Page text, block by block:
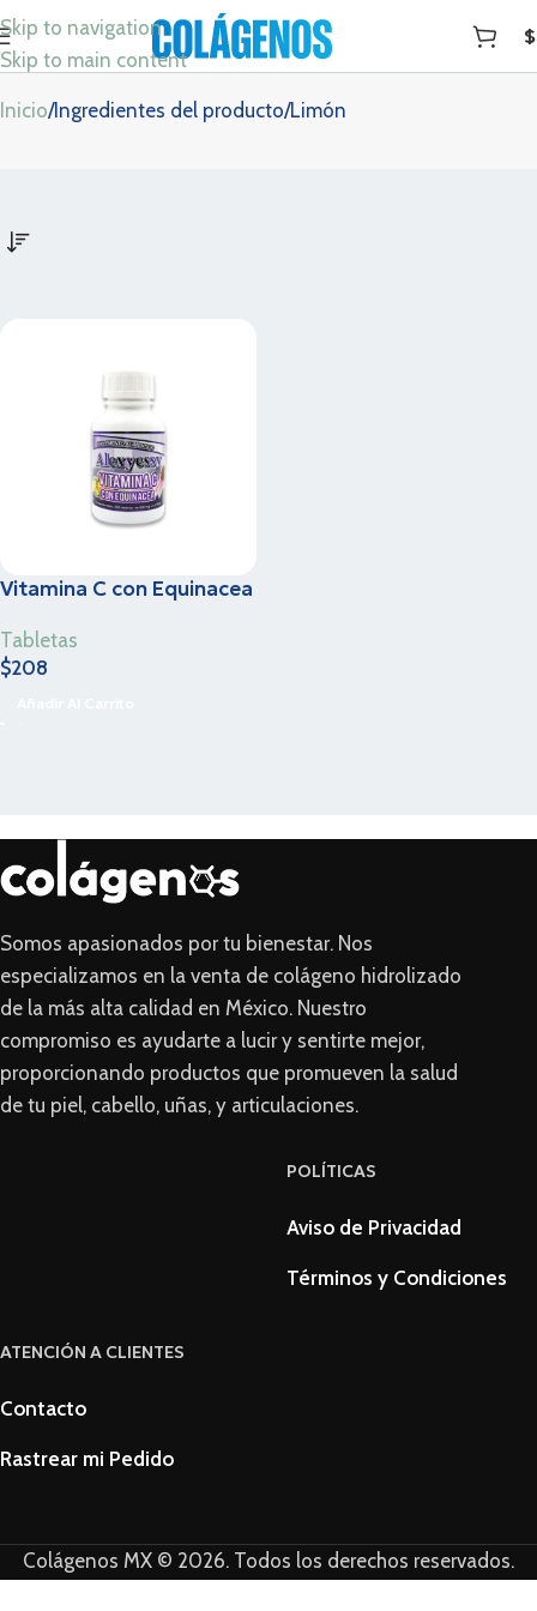
Skip to navigation
Skip to main content
$
Limón
Inicio Ingredientes del producto Limón
Vitamina C con Equinacea
Tabletas
$208
Somos apasionados por tu bienestar. Nos
especializamos en la venta de colágeno hidrolizado
de la más alta calidad en México. Nuestro
compromiso es ayudarte a lucir y sentirte mejor,
proporcionando productos que promueven la salud
de tu piel, cabello, uñas, y articulaciones.
POLÍTICAS
Aviso de Privacidad
Términos y Condiciones
ATENCIÓN A CLIENTES
Contacto
Rastrear mi Pedido
Colágenos MX © 2026. Todos los derechos reservados.